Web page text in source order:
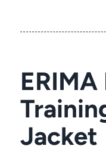
Jacket